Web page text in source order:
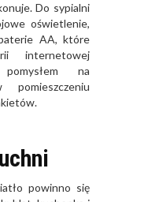
Do sypialni
oświetlenie,
AA, które
internetowej
na
pomieszczeniu
powinno się